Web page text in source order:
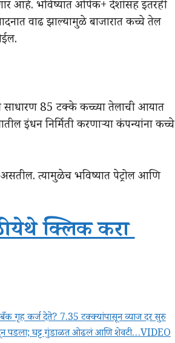
आहे. भविष्यात ओपेक+ देशांसह इतरही
वाढ झाल्यामुळे बाजारात कच्चे तेल
साधारण 85 टक्के कच्च्या तेलाची आयात
इंधन निर्मिती करणाऱ्या कंपन्यांना कच्चे
त्यामुळेच भविष्यात पेट्रोल आणि
येथे क्लिक करा
गृह कर्ज देते? 7.35 टक्क्यांपासून व्याज दर सुरु
पडला; घट्ट गुंडाळत ओढलं आणि शेवटी…VIDEO